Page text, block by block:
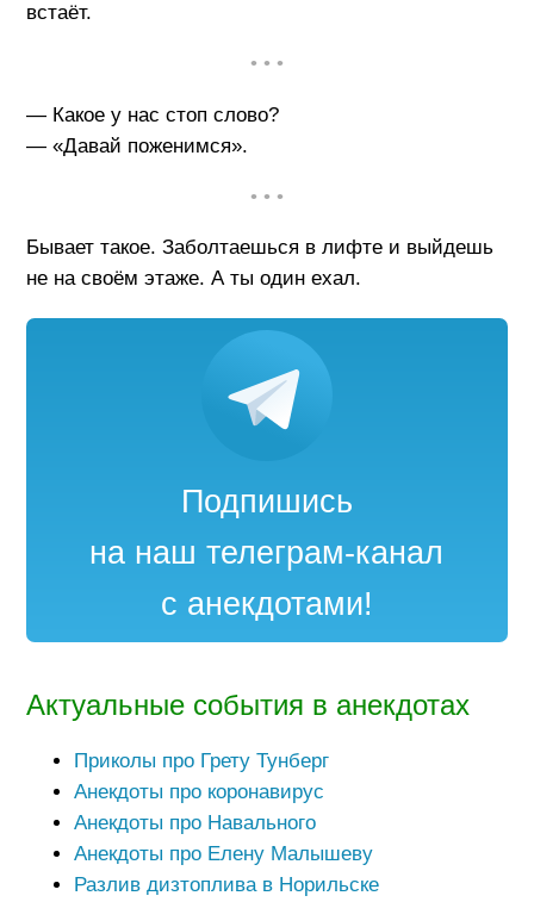
встаёт.
• • •
— Какое у нас стоп слово?
— «Давай поженимся».
• • •
Бывает такое. Заболтаешься в лифте и выйдешь
не на своём этаже. А ты один ехал.
Подпишись
на наш телеграм-канал
с анекдотами!
Актуальные события в анекдотах
Приколы про Грету Тунберг
Анекдоты про коронавирус
Анекдоты про Навального
Анекдоты про Елену Малышеву
Разлив дизтоплива в Норильске